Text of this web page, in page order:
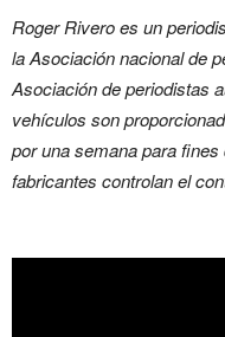
Roger Rivero es un
la Asociación nacional de
Asociación de periodistas
vehículos son
por una semana para
fabricantes controlan el